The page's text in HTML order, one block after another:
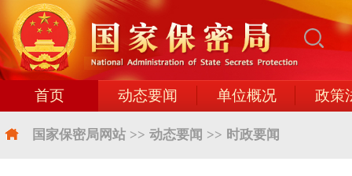
首页 动态要闻 单位概况 政策
国家保密局网站 >> 动态要闻 >> 时政要闻